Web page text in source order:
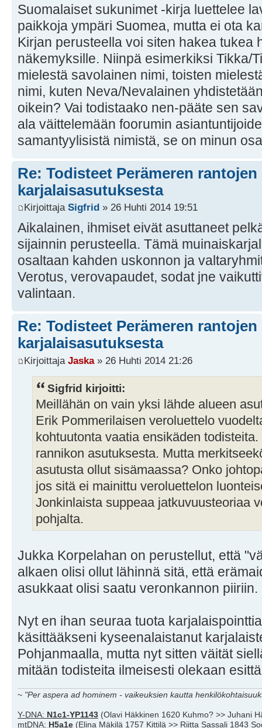
Suomalaiset sukunimet -kirja luettelee
paikkoja ympäri Suomea, mutta ei ota
Kirjan perusteella voi siten hakea tukea
näkemyksille. Niinpä esimerkiksi Tikka/
mielestä savolainen nimi, toisten
nimi, kuten Neva/Nevalainen
oikein? Vai todistaako nen-pääte sen
ala väittelemään foorumin
samantyylisistä nimistä, se on minun
Re: Todisteet Perämeren rantojen
karjalaisasutuksesta
Kirjoittaja Sigfrid » 26 Huhti 2014 19:51
Aikalainen, ihmiset eivät asuttaneet
sijainnin perusteella. Tämä
osaltaan kahden uskonnon ja
Verotus, verovapaudet, sodat jne
valintaan.
Re: Todisteet Perämeren rantojen
karjalaisasutuksesta
Kirjoittaja Jaska» 26 Huhti 2014 21:26
Sigfrid kirjoitti:
Meillähän on vain yksi lähde alueen
Erik Pommerilaisen veroluettelo
kohtuutonta vaatia ensikäden
rannikon asutuksesta. Mutta
asutusta ollut sisämaassa? Onko
jos sitä ei mainittu veroluettelon
Jonkinlaista suppeaa jatkuvuusteoriaa
pohjalta.
Jukka Korpelahan on perustellut, että
alkaen olisi ollut lähinnä sitä, että
asukkaat olisi saatu veronkannon piiriin.
Nyt en ihan seuraa tuota
käsittääkseni kyseenalaistanut
Pohjanmaalla, mutta nyt sitten väität
mitään todisteita ilmeisesti olekaan
~ "Per aspera ad hominem - vaikeuksien kautta
Y-DNA: N1c1-YP1143 (Olavi Häkkinen 1620 Kuhmo? >> Juhani
mtDNA: H5a1e (Elina Mäkilä 1757 Kittilä >> Riitta Sassali 1843